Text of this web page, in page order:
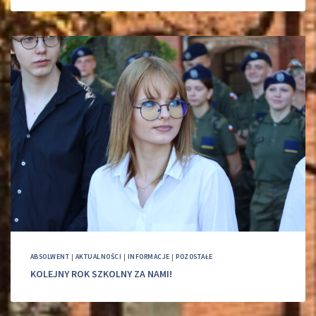
ABSOLWENT | AKTUALNOŚCI | INFORMACJE |POZOSTAŁE
KOLEJNY ROK SZKOLNY ZA NAMI!